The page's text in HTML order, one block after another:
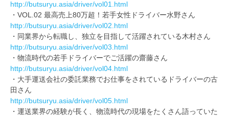
http://butsuryu.asia/driver/vol01.html
・VOL.02 最高売上80万超！若手女性ドライバー水野さん
http://butsuryu.asia/driver/vol02.html
・同業界から転職し、独立を目指して活躍されている木村さん
http://butsuryu.asia/driver/vol03.html
・物流時代の若手ドライバーでご活躍の齋藤さん
http://butsuryu.asia/driver/vol04.html
・大手運送会社の委託業務でお仕事をされているドライバーの古
田さん
http://butsuryu.asia/driver/vol05.html
・運送業界の経験が長く、物流時代の現場をたくさん語っていた